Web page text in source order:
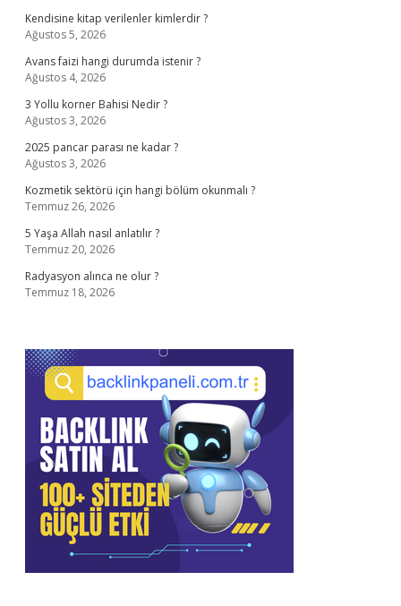
Kendisine kitap verilenler kimlerdir ?
Ağustos 5, 2026
Avans faizi hangi durumda istenir ?
Ağustos 4, 2026
3 Yollu korner Bahisi Nedir ?
Ağustos 3, 2026
2025 pancar parası ne kadar ?
Ağustos 3, 2026
Kozmetik sektörü için hangi bölüm okunmalı ?
Temmuz 26, 2026
5 Yaşa Allah nasıl anlatılır ?
Temmuz 20, 2026
Radyasyon alınca ne olur ?
Temmuz 18, 2026